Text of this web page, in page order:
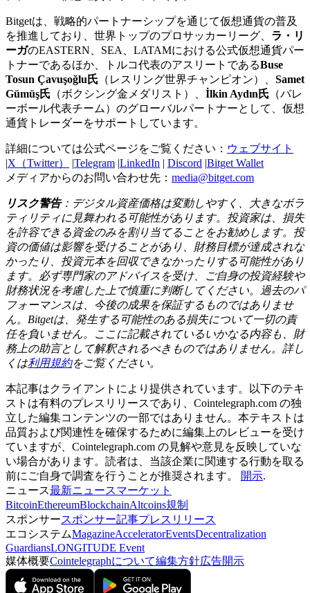
Bitgetは、戦略的パートナーシップを通じて仮想通貨の普及
を推進しており、世界トップのプロサッカーリーグ、 ラ・リ
ーガのEASTERN、SEA、LATAMにおける公式仮想通貨パー
トナーであるほか、トルコ代表のアスリートであるBuse
Tosun Çavuşoğlu氏 （レスリング世界チャンピオン）、 Samet
Gümüş氏 （ボクシング金メダリスト）、 İlkin Aydın氏 （バレ
ーボール代表チーム）のグローバルパートナーとして、仮想
通貨トレーダーをサポートしています。
詳細については公式ページをご覧ください： ウェブサイト
|X（Twitter） |Telegram |LinkedIn | Discord |Bitget Wallet
メディアからのお問い合わせ先： media@bitget.com
リスク警告：デジタル資産価格は変動しやすく、大きなボラ
ティリティに見舞われる可能性があります。投資家は、損失
を許容できる資金のみを割り当てることをお勧めします。投
資の価値は影響を受けることがあり、財務目標が達成されな
かったり、投資元本を回収できなかったりする可能性があり
ます。必ず専門家のアドバイスを受け、ご自身の投資経験や
財務状況を考慮した上で慎重に判断してください。過去のパ
フォーマンスは、今後の成果を保証するものではありませ
ん。Bitgetは、発生する可能性のある損失について一切の責
任を負いません。ここに記載されているいかなる内容も、財
務上の助言として解釈されるべきものではありません。詳し
くは利用規約をご覧ください。
本記事はクライアントにより提供されています。以下のテキ
ストは有料のプレスリリースであり、Cointelegraph.com の独
立した編集コンテンツの一部ではありません。本テキストは
品質および関連性を確保するために編集上のレビューを受け
ていますが、Cointelegraph.com の見解や意見を反映していな
い場合があります。読者は、当該企業に関連する行動を取る
前にご自身で調査を行うことが推奨されます。
開示.
ニュース最新ニュースマーケット
BitcoinEthereumBlockchainAltcoins規制
スポンサースポンサー記事プレスリリース
エコシステムMagazineAcceleratorEventsDecentralization
GuardiansLONGITUDE Event
媒体概要Cointelegraphについて編集方針広告開示